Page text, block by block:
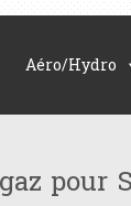
Aéro/Hydro
pour